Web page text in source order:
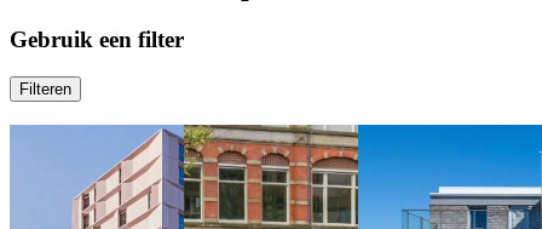
Gebruik een filter
Filteren